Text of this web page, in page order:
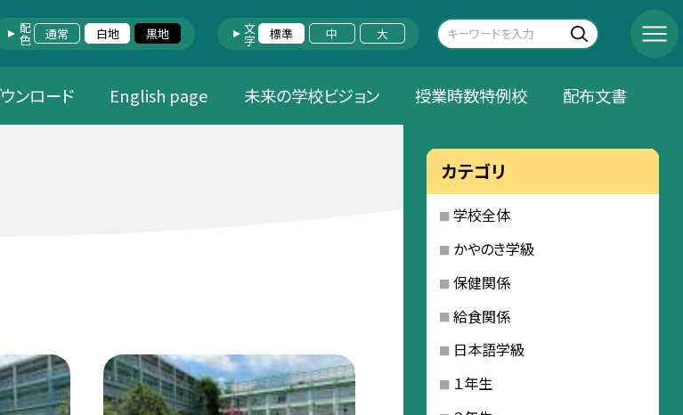
配色 通常 白地 黒地 文字 標準 中 大
ンロード English page 未来の学校ビジョン 授業時数特例校 配布文書
カテゴリ
学校全体
かやのき学級
保健関係
給食関係
日本語学級
１年生